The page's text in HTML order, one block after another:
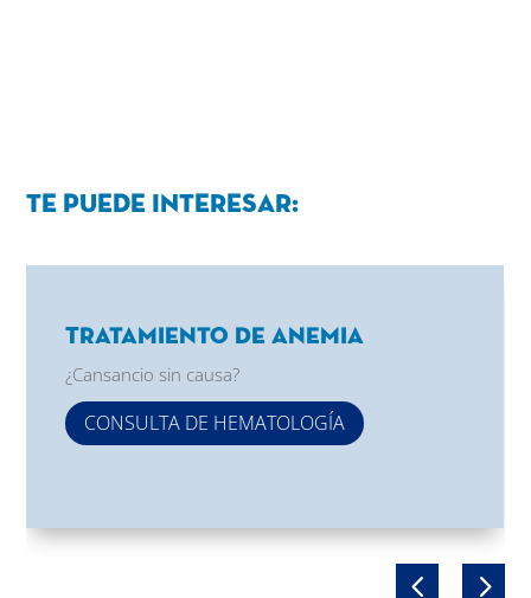
Te puede interesar:
Tratamiento de Anemia
¿Cansancio sin causa?
CONSULTA DE HEMATOLOGÍA